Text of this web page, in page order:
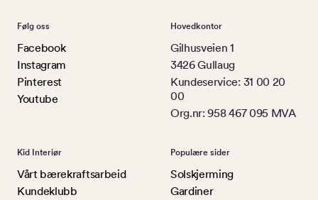
Følg oss
Facebook
Instagram
Pinterest
Youtube
Hovedkontor
Gilhusveien 1
3426 Gullaug
Kundeservice: 31 00 20
00
Org.nr: 958 467 095 MVA
Kid Interiør
Vårt bærekraftsarbeid
Kundeklubb
Populære sider
Solskjerming
Gardiner